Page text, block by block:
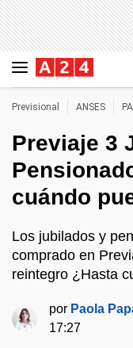
Previsional ANSES
Previaje 3
cuándo
Los jubilados y
comprado en
reintegro ¿Hasta
por Paola
17:27